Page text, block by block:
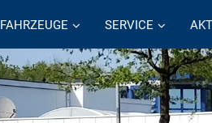
FAHRZEUGE SERVICE